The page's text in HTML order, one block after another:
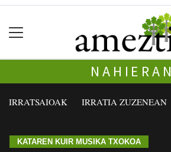
NAHIERAN
IRRATSAIOAK IRRATIA ZUZENEAN
KATAREN KUIR MUSIKA TXOKOA